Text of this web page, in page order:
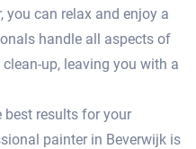
you can relax and enjoy a
handle all aspects of
up, leaving you with a
best results for your
painter in Beverwijk is